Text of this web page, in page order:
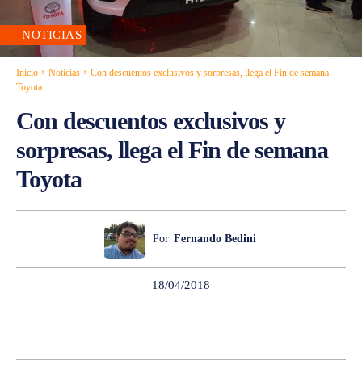
NOTICIAS
Inicio Noticias
Con descuentos exclusivos y sorpresas, llega el Fin de semana
Toyota
Con descuentos exclusivos y
sorpresas, llega el Fin de semana
Toyota
Por Fernando Bedini
18/04/2018